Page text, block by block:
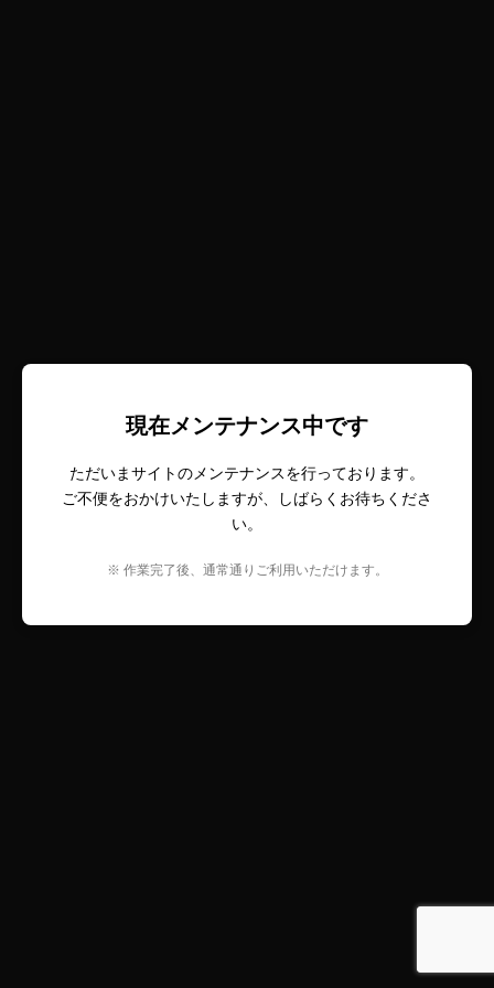
現在メンテナンス中です
ただいまサイトのメンテナンスを行っております。
ご不便をおかけいたしますが、しばらくお待ちくださ
い。
※ 作業完了後、通常通りご利用いただけます。